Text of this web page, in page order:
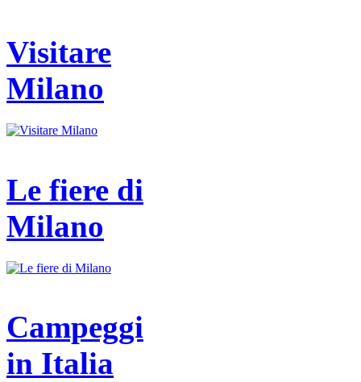
Visitare
Milano
Le fiere di
Milano
Campeggi
in Italia